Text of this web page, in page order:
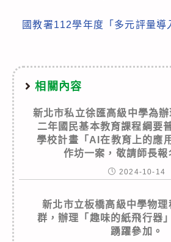
國教署112學年度「多元評量導
相關內容
新北市私立徐匯高級中學為
二年國民基本教育課程綱要
學校計畫「AI在教育上的應
作坊一案，敬請師長報
2024-10-14
新北市立板橋高級中學物
群，辦理「趣味的紙飛行器
踴躍參加。